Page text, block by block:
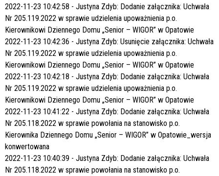
2022-11-23 10:42:58 - Justyna Zdyb: Dodanie załącznika: Uchwała
Nr 205.119.2022 w sprawie udzielenia upoważnienia p.o.
Kierownikowi Dziennego Domu „Senior – WIGOR” w Opatowie
2022-11-23 10:42:36 - Justyna Zdyb: Usunięcie załącznika: Uchwała
Nr 205.119.2022 w sprawie udzielenia upoważnienia p.o.
Kierownikowi Dziennego Domu „Senior – WIGOR” w Opatowie
2022-11-23 10:42:18 - Justyna Zdyb: Dodanie załącznika: Uchwała
Nr 205.119.2022 w sprawie udzielenia upoważnienia p.o.
Kierownikowi Dziennego Domu „Senior – WIGOR” w Opatowie
2022-11-23 10:41:22 - Justyna Zdyb: Dodanie załącznika: Uchwała
Nr 205.118.2022 w sprawie powołania na stanowisko p.o.
Kierownika Dziennego Domu „Senior – WIGOR” w Opatowie_wersja
konwertowana
2022-11-23 10:40:39 - Justyna Zdyb: Dodanie załącznika: Uchwała
Nr 205.118.2022 w sprawie powołania na stanowisko p.o.